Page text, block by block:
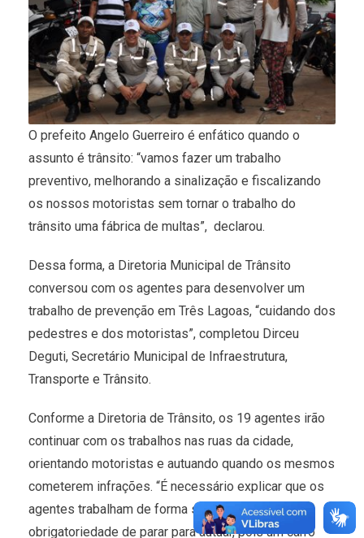
O prefeito Angelo Guerreiro é enfático quando o
assunto é trânsito: “vamos fazer um trabalho
preventivo, melhorando a sinalização e fiscalizando
os nossos motoristas sem tornar o trabalho do
trânsito uma fábrica de multas”, declarou.
Dessa forma, a Diretoria Municipal de Trânsito
conversou com os agentes para desenvolver um
trabalho de prevenção em Três Lagoas, “cuidando dos
pedestres e dos motoristas”, completou Dirceu
Deguti, Secretário Municipal de Infraestrutura,
Transporte e Trânsito.
Conforme a Diretoria de Trânsito, os 19 agentes irão
continuar com os trabalhos nas ruas da cidade,
orientando motoristas e autuando quando os mesmos
cometerem infrações. “É necessário explicar que os
agentes trabalham de forma séria. Eles não têm a
obrigatoriedade de parar para autuar, pois um carro